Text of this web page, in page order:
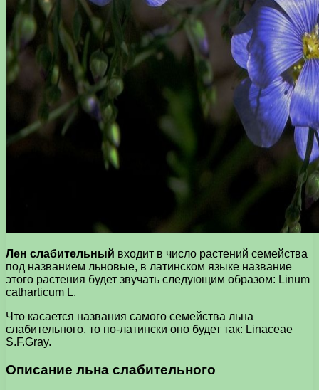
Лен слабительный входит в число растений семейства
под названием льновые, в латинском языке название
этого растения будет звучать следующим образом: Linum
catharticum L.
Что касается названия самого семейства льна
слабительного, то по-латински оно будет так: Linaceae
S.F.Gray.
Описание льна слабительного